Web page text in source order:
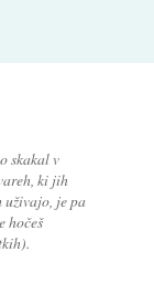
skakal v
ki jih
je pa
hočeš